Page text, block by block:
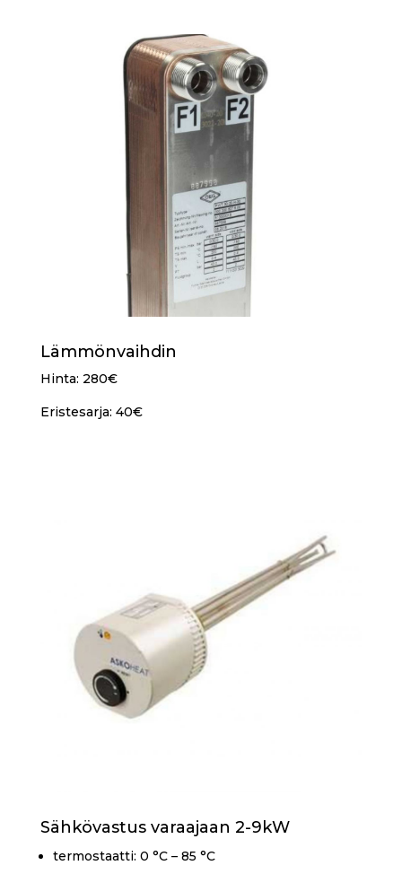
Lämmönvaihdin
Hinta: 280€
Eristesarja: 40€
Sähkövastus varaajaan 2-9kW
termostaatti: 0 °C – 85 °C